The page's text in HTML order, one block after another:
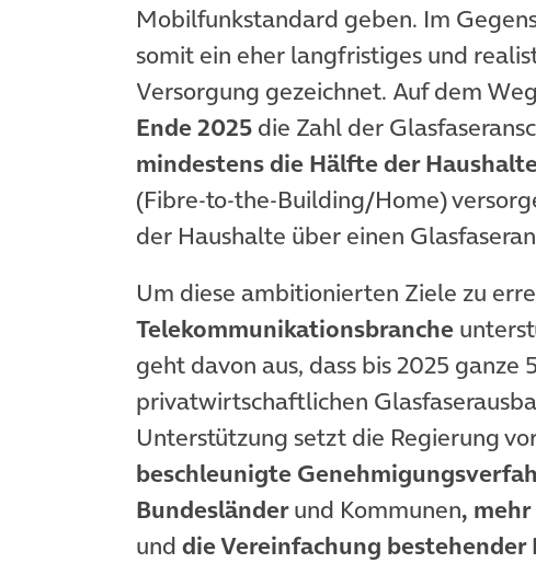
Mobilfunkstandard geben. Im
somit ein eher langfristiges und
Versorgung gezeichnet. Auf dem
Ende 2025 die Zahl der
mindestens die Hälfte der
(Fibre-to-the-Building/Home)
der Haushalte über einen
Um diese ambitionierten Ziele zu
Telekommunikationsbranche
geht davon aus, dass bis 2025
privatwirtschaftlichen
Unterstützung setzt die Regierung
beschleunigte
Bundesländerund Kommunen, mehr
und die Vereinfachung bestehender